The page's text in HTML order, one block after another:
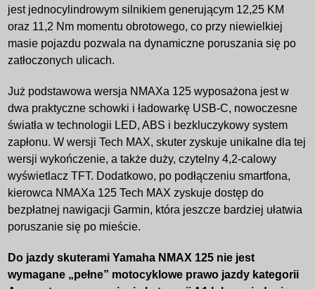
jest jednocylindrowym silnikiem generującym 12,25 KM
oraz 11,2 Nm momentu obrotowego, co przy niewielkiej
masie pojazdu pozwala na dynamiczne poruszania się po
zatłoczonych ulicach.
Już podstawowa wersja NMAXa 125 wyposażona jest w
dwa praktyczne schowki i ładowarkę USB-C, nowoczesne
światła w technologii LED, ABS i bezkluczykowy system
zapłonu. W wersji Tech MAX, skuter zyskuje unikalne dla tej
wersji wykończenie, a także duży, czytelny 4,2-calowy
wyświetlacz TFT. Dodatkowo, po podłączeniu smartfona,
kierowca NMAXa 125 Tech MAX zyskuje dostęp do
bezpłatnej nawigacji Garmin, która jeszcze bardziej ułatwia
poruszanie się po mieście.
Do jazdy skuterami Yamaha NMAX 125 nie jest
wymagane „pełne” motocyklowe prawo jazdy kategorii